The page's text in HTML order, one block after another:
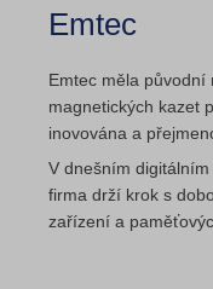
Emtec
Emtec měla původní
magnetických kazet
inovována a
V dnešním digitálním
firma drží krok s
zařízení a